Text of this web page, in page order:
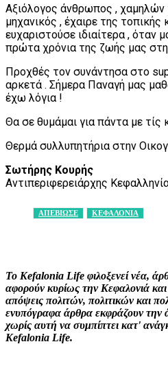
Αξιόλογος άνθρωπος , χαμηλών
μηχανικός , έχαιρε της τοπικής
ευχαριστούσε ιδιαίτερα , όταν
πρώτα χρόνια της ζωής μας στην
Προχθές τον συνάντησα στο
αρκετά . Σήμερα Παναγή μας
έχω λόγια !
Θα σε θυμάμαι για πάντα με τίς
Θερμά συλλυπητήρια στην
Σωτήρης Κουρής
Αντιπεριφερειάρχης
ΑΠΕΒΙΩΣΕ ΚΕΦΑΛΟΝΙΑ
Το Kefalonia Life φιλοξενεί νέα,
αφορούν κυρίως την Κεφαλονιά
απόψεις πολιτών, πολιτικών και
ενυπόγραφα άρθρα εκφράζουν
χωρίς αυτή να συμπίπτει κατ'
Kefalonia Life.